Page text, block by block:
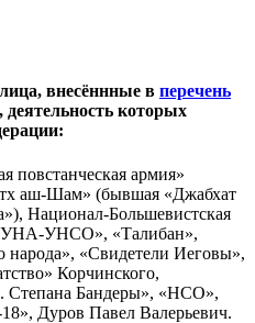
внесённные в перечень
деятельность которых
повстанческая армия»
аш-Шам» (бывшая «Джабхат
Национал-Большевистская
УНСО», «Талибан»,
народа», «Свидетели Иеговы»,
Корчинского,
Степана Бандеры», «НСО»,
Дуров Павел Валерьевич.